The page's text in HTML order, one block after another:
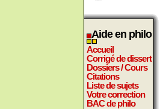
Aide en philo
Accueil
Corrigé de dissert
Dossiers / Cours
Citations
Liste de sujets
Votre correction
BAC de philo